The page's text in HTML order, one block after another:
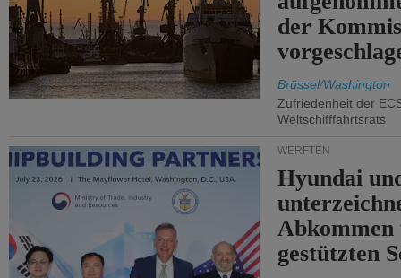
der
Brüssel/Washington
Zufriedenheit der
Weltschifffahrtsrats
WERFTEN
Hyundai
gestützten